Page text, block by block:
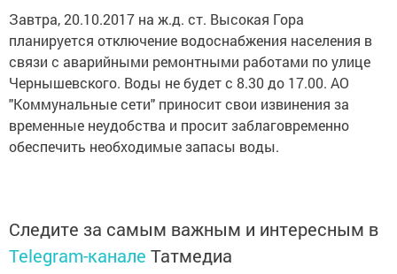
Завтра, 20.10.2017 на ж.д. ст. Высокая Гора
планируется отключение водоснабжения населения в
связи с аварийными ремонтными работами по улице
Чернышевского. Воды не будет с 8.30 до 17.00. АО
"Коммунальные сети" приносит свои извинения за
временные неудобства и просит заблаговременно
обеспечить необходимые запасы воды.
Следите за самым важным и интересным в
Telegram-канале Татмедиа